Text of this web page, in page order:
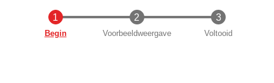
Huidige
Begin Voorbeeldweergave Voltooid